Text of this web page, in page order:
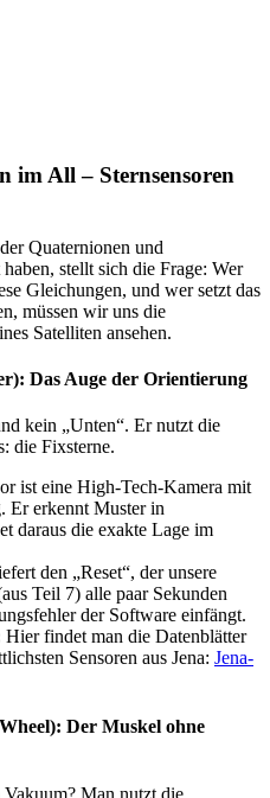
im All – Sternsensoren
Quaternionen und
stellt sich die Frage: Wer
Gleichungen, und wer setzt das
müssen wir uns die
Satelliten ansehen.
Das Auge der Orientierung​
kein „Unten“. Er nutzt die
die Fixsterne.
ist eine High-Tech-Kamera mit
Er erkennt Muster in
daraus die exakte Lage im
den „Reset“, der unsere
Teil 7) alle paar Sekunden
der Software einfängt.
Hier findet man die Datenblätter
Sensoren aus Jena: Jena-
Der Muskel ohne
Man nutzt die